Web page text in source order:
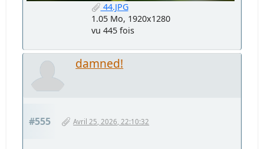
44.JPG
1.05 Mo, 1920x1280
vu 445 fois
damned!
#555 Avril 25, 2026, 22:10:32